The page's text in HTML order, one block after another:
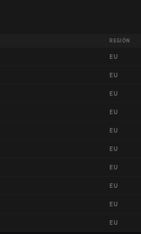
REGIÓN
EU
EU
EU
EU
EU
EU
EU
EU
EU
EU